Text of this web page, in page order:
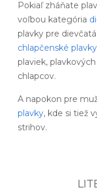
Pokiaľ zháňate
voľbou kategória
plavky pre
chlapčenské plavky
plaviek,
chlapcov.
A napokon pre
plavky, kde si tiež
strihov.